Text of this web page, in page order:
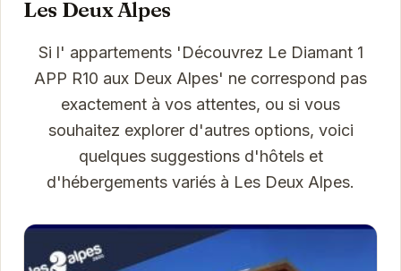
Les Deux Alpes
Si l' appartements 'Découvrez Le Diamant 1
APP R10 aux Deux Alpes' ne correspond pas
exactement à vos attentes, ou si vous
souhaitez explorer d'autres options, voici
quelques suggestions d'hôtels et
d'hébergements variés à Les Deux Alpes.